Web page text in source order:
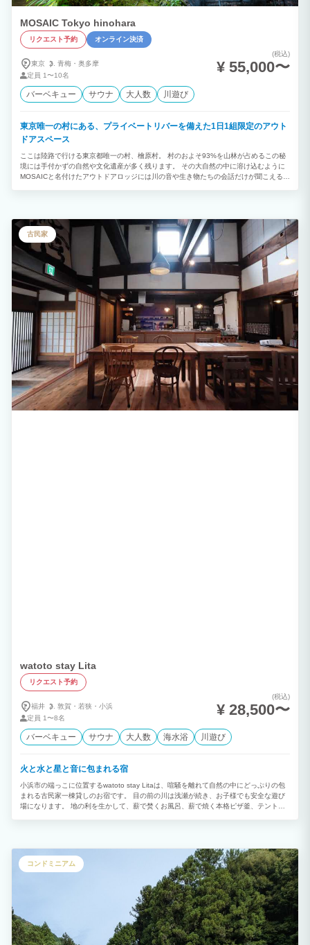
MOSAIC Tokyo hinohara
リクエスト予約 オンライン決済
東京 青梅・ 奥多摩
定員 1〜10名
(税込)
¥ 55,000〜
バーベキュー サウナ 大人数 川遊び
東京唯一の村にある、プライベートリバーを備えた1日1組限定のアウト
ドアスペース
ここは陸路で行ける東京都唯一の村、檜原村。 村のおよそ93%を山林が占めるこの秘
境には手付かずの自然や文化遺産が多く残ります。 その大自然の中に溶け込むように
MOSAICと名付けたアウトドアロッジには川の音や生き物たちの会話だけが聞こえる静
タッフが常駐しております。 食材の持ち込みOK(大型の冷蔵庫あり)。 事前予約でお食
事の準備も可能です。また、当日でもジビエ肉やドリンク、アルコール、軽食などを用
意しており、手ぶらでの宿泊もできます。
古民家
watoto stay Lita
リクエスト予約
福井 敦賀・ 若狭・ 小浜
定員 1〜8名
(税込)
¥ 28,500〜
バーベキュー サウナ 大人数 海水浴 川遊び
火と水と星と音に包まれる宿
小浜市の端っこに位置するwatoto stay Litaは、喧騒を離れて自然の中にどっぷりの包
まれる古民家一棟貸しのお宿です。 目の前の川は浅瀬が続き、お子様でも安全な遊び
場になります。 地の利を生かして、薪で焚くお風呂、薪で焼く本格ピザ釜、テントサ
コンドミニアム